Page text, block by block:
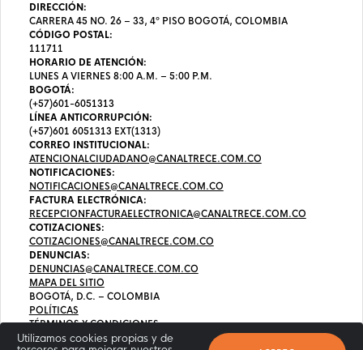
Utilizamos cookies propias y de
DIRECCIÓN:
CARRERA 45 NO. 26 – 33, 4º PISO BOGOTÁ, COLOMBIA
CÓDIGO POSTAL:
111711
HORARIO DE ATENCIÓN:
LUNES A VIERNES 8:00 A.M. – 5:00 P.M.
BOGOTÁ:
(+57)601-6051313
LÍNEA ANTICORRUPCIÓN:
(+57)601 6051313 EXT(1313)
CORREO INSTITUCIONAL:
ATENCIONALCIUDADANO@CANALTRECE.COM.CO
NOTIFICACIONES:
NOTIFICACIONES@CANALTRECE.COM.CO
FACTURA ELECTRÓNICA:
RECEPCIONFACTURAELECTRONICA@CANALTRECE.COM.CO
COTIZACIONES:
COTIZACIONES@CANALTRECE.COM.CO
DENUNCIAS:
DENUNCIAS@CANALTRECE.COM.CO
MAPA DEL SITIO
BOGOTÁ, D.C. – COLOMBIA
POLÍTICAS
TÉRMINOS Y CONDICIONES